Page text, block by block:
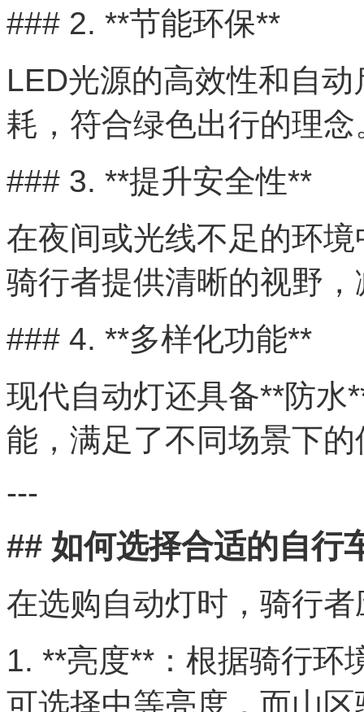
### 2. **节能环保**
LED光源的高效性和自
耗，符合绿色出行的理念
### 3. **提升安全性**
在夜间或光线不足的环
骑行者提供清晰的视野
### 4. **多样化功能**
现代自动灯还具备**防水
能，满足了不同场景下
---
## 如何选择合适的自行
在选购自动灯时，骑行
1. **亮度**：根据骑行环
可选择中等亮度，而山